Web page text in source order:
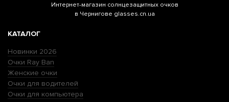
Интернет-магазин солнцезащитных очков
в Чернигове glasses.cn.ua
КАТАЛОГ
Новинки 2026
Очки Ray Ban
Женские очки
Очки для водителей
Очки для компьютера